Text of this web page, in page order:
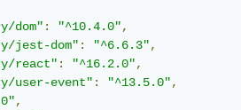
dom" : "^10.4.0",
jest-dom" : "^6.6.3",
react" : "^16.2.0",
user-event" : "^13.5.0",
,